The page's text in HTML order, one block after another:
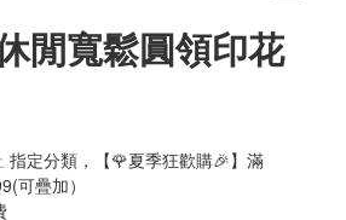
閒寬鬆圓領印花
指定分類，【🌹夏季狂歡購🎉】滿
可疊加）